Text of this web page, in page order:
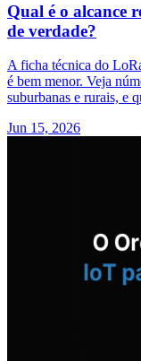
Qual é o alcance
de verdade?
A ficha técnica do
é bem menor. Veja
suburbanas e rurais, e
Jun 15, 2026